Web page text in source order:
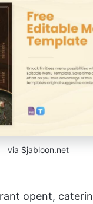
via Sjabloon.net
opent,